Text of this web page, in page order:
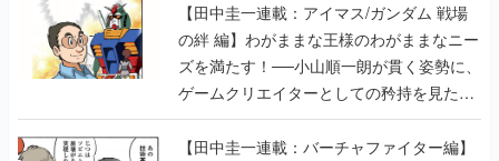
【田中圭一連載：アイマス/ガンダム 戦場
の絆 編】わがままな王様のわがままなニー
ズを満たす！──小山順一朗が貫く姿勢に、
ゲームクリエイターとしての矜持を見た
【若ゲのいたり最終回】
【田中圭一連載：バーチャファイター編】